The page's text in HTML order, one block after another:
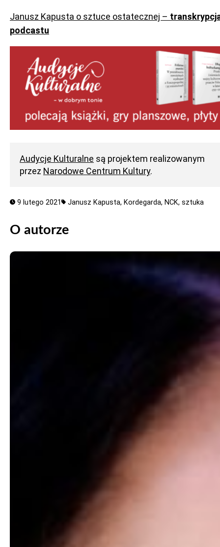
Janusz Kapusta o sztuce ostatecznej –
podcastu
Audycje Kulturalne są projektem realizowanym
przez Narodowe Centrum Kultury.
9 lutego 2021 Janusz Kapusta, Kordegarda, NCK,sztuka
O autorze